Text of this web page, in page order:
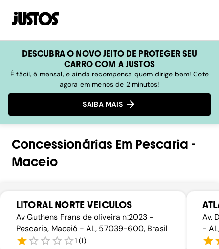
DESCUBRA O NOVO JEITO DE PROTEGER SEU
CARRO COM A JUSTOS
É fácil, é mensal, e ainda recompensa quem dirige bem! Cote
agora em menos de 2 minutos!
SAIBA MAIS
Concessionárias Em Pescaria -
Maceio
LITORAL NORTE VEICULOS
Av Guthens Frans de oliveira n:2023 -
Pescaria, Maceió - AL, 57039-600, Brasil
1 (1)
Av.
-